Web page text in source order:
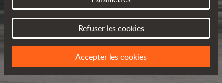
Refuser les cookies
Accepter les cookies